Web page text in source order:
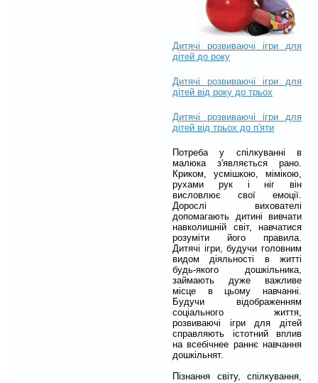
Дитячі розвиваючі ігри для
дітей до року
Дитячі розвиваючі ігри для
дітей від року до трьох
Дитячі розвиваючі ігри для
дітей від трьох до п'яти
Потреба у спілкуванні в
малюка з'являється рано.
Криком, усмішкою, мімікою,
рухами рук і ніг він
висловлює свої емоції.
Дорослі вихователі
допомагають дитині вивчати
навколишній світ, навчатися
розуміти його правила.
Дитячі ігри, будучи головним
видом діяльності в житті
будь-якого дошкільника,
займають дуже важливе
місце в цьому навчанні.
Будучи відображенням
соціального життя,
розвиваючі ігри для дітей
справляють істотний вплив
на всебічнее раннє навчання
дошкільнят.
Пізнання світу, спілкування,